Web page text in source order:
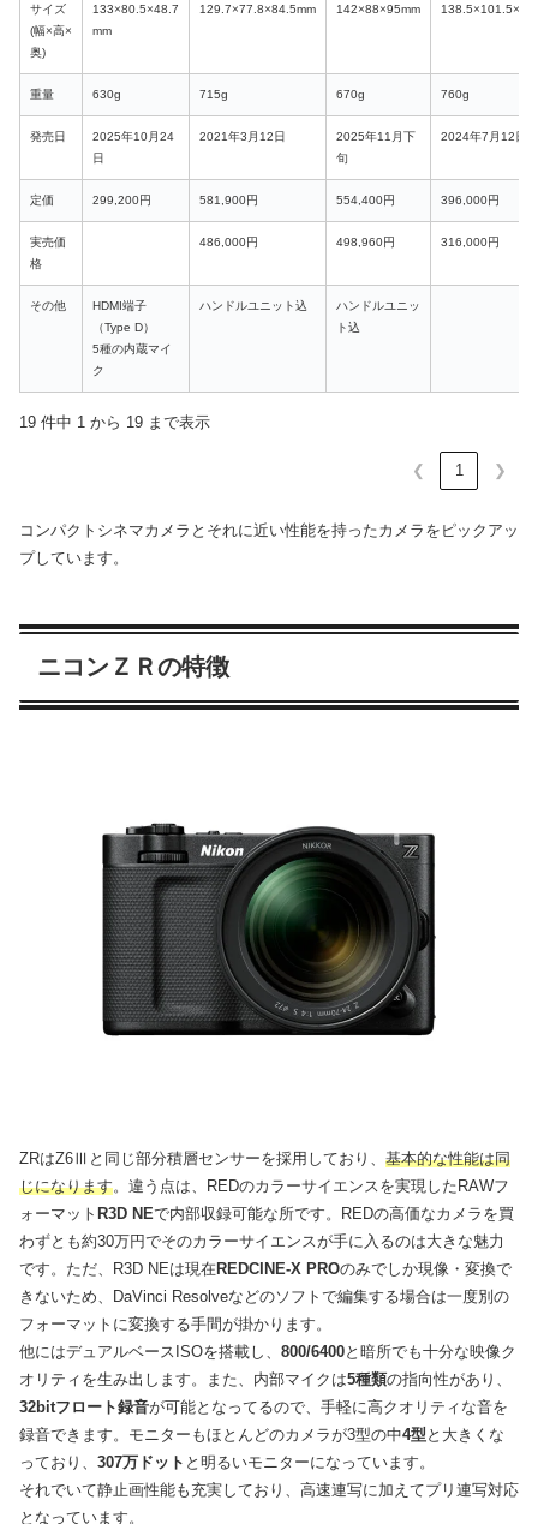
サイズ
(幅×高×
奥)
133×80.5×48.7
mm
129.7×77.8×84.5mm 142×88×95mm
重量 630g 715g 670g 760g
発売日
2025年10月24
日
2021年3月12日
2025年11月下
旬
2024年7月12日
定価 299,200円 581,900円 554,400円 396,000円
実売価
格
486,000円 498,960円 316,000円
その他
HDMI端子
（Type D）
5種の内蔵マイ
ク
ハンドルユニット込
ハンドルユニッ
ト込
19 件中 1 から 19 まで表示
❮ 1 ❯
コンパクトシネマカメラとそれに近い性能を持ったカメラをピックアッ
プしています。
ニコンＺＲの特徴
ZRはZ6Ⅲと同じ部分積層センサーを採用しており、 基本的な性能は同
じになります。違う点は、REDのカラーサイエンスを実現したRAWフ
ォーマット R3D NEで内部収録可能な所です。REDの高価なカメラを買
わずとも約30万円でそのカラーサイエンスが手に入るのは大きな魅力
です。ただ、R3D NEは現在REDCINE-X PROのみでしか現像・変換で
きないため、DaVinci Resolveなどのソフトで編集する場合は一度別の
フォーマットに変換する手間が掛かります。
他にはデュアルベースISOを搭載し、 800/6400と暗所でも十分な映像ク
オリティを生み出します。また、内部マイクは5種類の指向性があり、
32bitフロート録音が可能となってるので、手軽に高クオリティな音を
録音できます。モニターもほとんどのカメラが3型の中4型 と大きくな
っており、 307万ドット と明るいモニターになっています。
それでいて静止画性能も充実しており、高速連写に加えてプリ連写対応
となっています。